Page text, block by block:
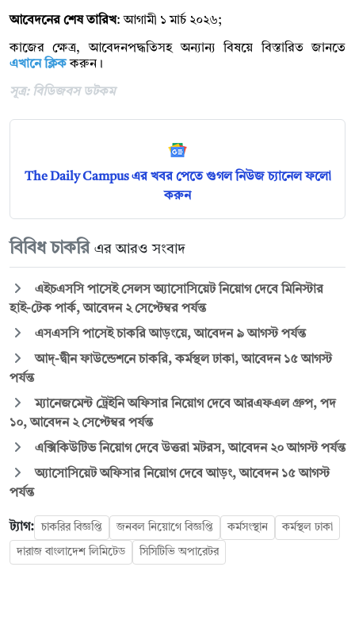
আবেদনের শেষ তারিখ: আগামী ১ মার্চ ২০২৬;
কাজের ক্ষেত্র, আবেদনপদ্ধতিসহ অন্যান্য বিষয়ে বিস্তারিত জানতে
এখানে ক্লিককরুন।
সূত্র: বিডিজবস ডটকম
The Daily Campus এর খবর পেতে গুগল নিউজ চ্যানেল ফলো
করুন
বিবিধ চাকরি এর আরও সংবাদ
এইচএসসি পাসেই সেলস অ্যাসোসিয়েট নিয়োগ দেবে মিনিস্টার
হাই-টেক পার্ক, আবেদন ২ সেপ্টেম্বর পর্যন্ত
এসএসসি পাসেই চাকরি আড়ংয়ে, আবেদন ৯ আগস্ট পর্যন্ত
আদ্-দ্বীন ফাউন্ডেশনে চাকরি, কর্মস্থল ঢাকা, আবেদন ১৫ আগস্ট
পর্যন্ত
ম্যানেজমেন্ট ট্রেইনি অফিসার নিয়োগ দেবে আরএফএল গ্রুপ, পদ
১০, আবেদন ২ সেপ্টেম্বর পর্যন্ত
এক্সিকিউটিভ নিয়োগ দেবে উত্তরা মটরস, আবেদন ২০ আগস্ট পর্যন্ত
অ্যাসোসিয়েট অফিসার নিয়োগ দেবে আড়ং, আবেদন ১৫ আগস্ট
পর্যন্ত
ট্যাগ: চাকরির বিজ্ঞপ্তি জনবল নিয়োগে বিজ্ঞপ্তি কর্মসংস্থান কর্মস্থল ঢাকা
দারাজ বাংলাদেশ লিমিটেড সিসিটিভি অপারেটর